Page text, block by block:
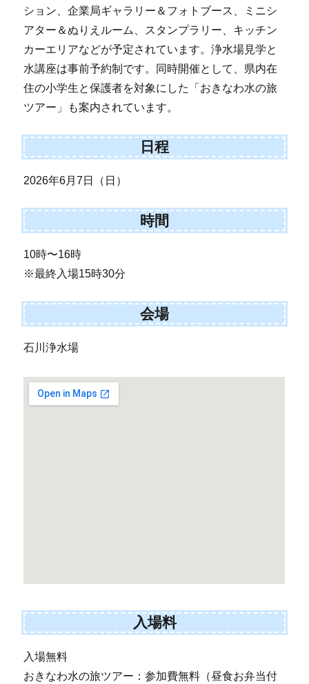
ション、企業局ギャラリー＆フォトブース、ミニシ
アター＆ぬりえルーム、スタンプラリー、キッチン
カーエリアなどが予定されています。浄水場見学と
水講座は事前予約制です。同時開催として、県内在
住の小学生と保護者を対象にした「おきなわ水の旅
ツアー」も案内されています。
日程
2026年6月7日（日）
時間
10時〜16時
※最終入場15時30分
会場
石川浄水場
入場料
入場無料
おきなわ水の旅ツアー：参加費無料（昼食お弁当付